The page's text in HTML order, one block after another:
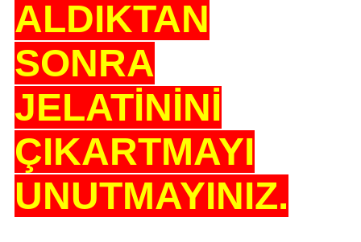
ALDIKTAN
SONRA
JELATİNİNİ
ÇIKARTMAYI
UNUTMAYINIZ.